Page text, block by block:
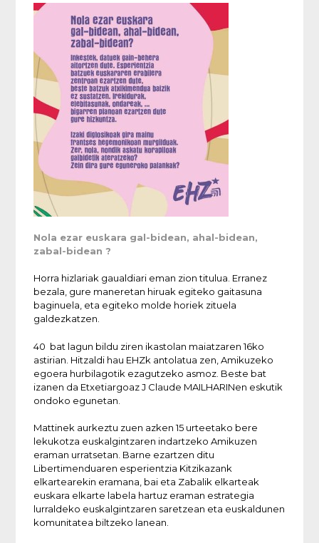
Nola ezar euskara gal-bidean, ahal-bidean,
zabal-bidean ?
Horra hizlariak gaualdiari eman zion titulua. Erranez
bezala, gure maneretan hiruak egiteko gaitasuna
baginuela, eta egiteko molde horiek zituela
galdezkatzen.
40 bat lagun bildu ziren ikastolan maiatzaren 16ko
astirian. Hitzaldi hau EHZk antolatua zen, Amikuzeko
egoera hurbilagotik ezagutzeko asmoz. Beste bat
izanen da Etxetiargoaz J Claude MAILHARINen eskutik
ondoko egunetan.
Mattinek aurkeztu zuen azken 15 urteetako bere
lekukotza euskalgintzaren indartzeko Amikuzen
eraman urratsetan. Barne ezartzen ditu
Libertimenduaren esperientzia Kitzikazank
elkartearekin eramana, bai eta Zabalik elkarteak
euskara elkarte labela hartuz eraman estrategia
lurraldeko euskalgintzaren saretzean eta euskaldunen
komunitatea biltzeko lanean.